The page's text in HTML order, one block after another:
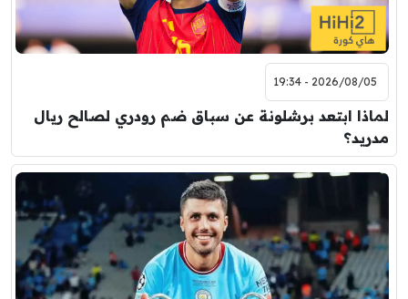
2026/08/05 - 19:34
لماذا ابتعد برشلونة عن سباق ضم رودري لصالح ريال
مدريد؟